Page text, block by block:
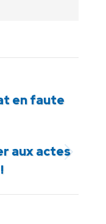
en faute
aux actes